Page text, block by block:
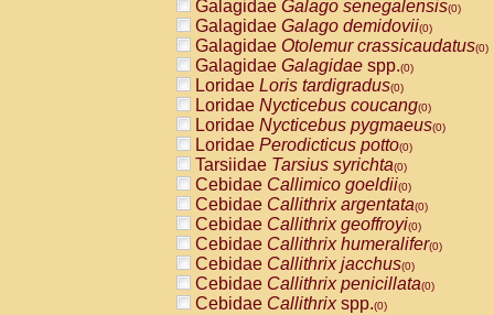
Galagidae Galago senegalensis(0)
Galagidae Galago demidovii(0)
Galagidae Otolemur crassicaudatus(0)
Galagidae Galagidae spp.(0)
Loridae Loris tardigradus(0)
Loridae Nycticebus coucang(0)
Loridae Nycticebus pygmaeus(0)
Loridae Perodicticus potto(0)
Tarsiidae Tarsius syrichta(0)
Cebidae Callimico goeldii(0)
Cebidae Callithrix argentata(0)
Cebidae Callithrix geoffroyi(0)
Cebidae Callithrix humeralifer(0)
Cebidae Callithrix jacchus(0)
Cebidae Callithrix penicillata(0)
Cebidae Callithrixspp.(0)